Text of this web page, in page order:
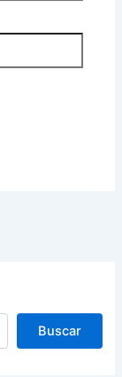
Buscar